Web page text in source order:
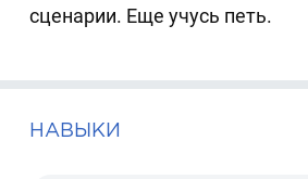
сценарии. Еще учусь петь.
НАВЫКИ